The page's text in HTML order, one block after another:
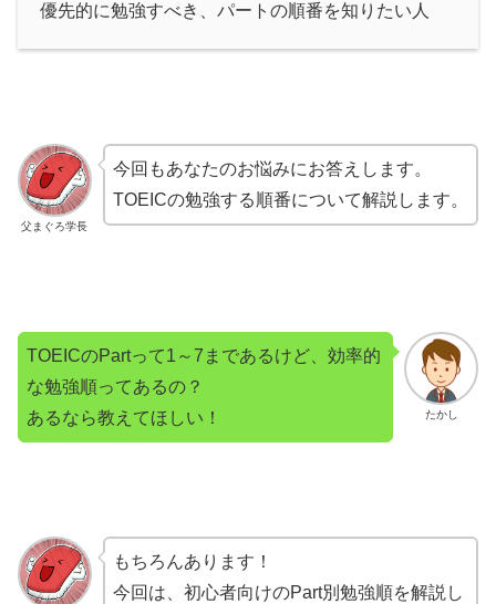
優先的に勉強すべき、パートの順番を知りたい人
父まぐろ学長
今回もあなたのお悩みにお答えします。
TOEICの勉強する順番について解説します。
たかし
TOEICのPartって1～7まであるけど、効率的
な勉強順ってあるの？
あるなら教えてほしい！
もちろんあります！
今回は、初心者向けのPart別勉強順を解説し